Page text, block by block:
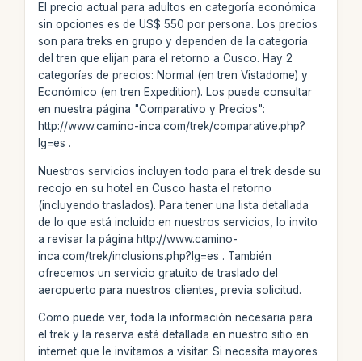
El precio actual para adultos en categoría económica
sin opciones es de US$ 550 por persona. Los precios
son para treks en grupo y dependen de la categoría
del tren que elijan para el retorno a Cusco. Hay 2
categorías de precios: Normal (en tren Vistadome) y
Económico (en tren Expedition). Los puede consultar
en nuestra página "Comparativo y Precios":
http://www.camino-inca.com/trek/comparative.php?
lg=es .
Nuestros servicios incluyen todo para el trek desde su
recojo en su hotel en Cusco hasta el retorno
(incluyendo traslados). Para tener una lista detallada
de lo que está incluido en nuestros servicios, lo invito
a revisar la página http://www.camino-
inca.com/trek/inclusions.php?lg=es . También
ofrecemos un servicio gratuito de traslado del
aeropuerto para nuestros clientes, previa solicitud.
Como puede ver, toda la información necesaria para
el trek y la reserva está detallada en nuestro sitio en
internet que le invitamos a visitar. Si necesita mayores